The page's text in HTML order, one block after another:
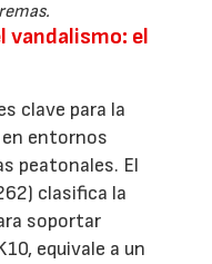
vandalismo: el
clave para la
entornos
peatonales. El
clasifica la
soportar
equivale a un